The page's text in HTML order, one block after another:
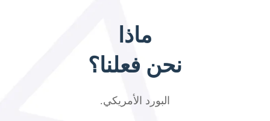
ماذا
نحن فعلنا؟
البورد الأمريكي.